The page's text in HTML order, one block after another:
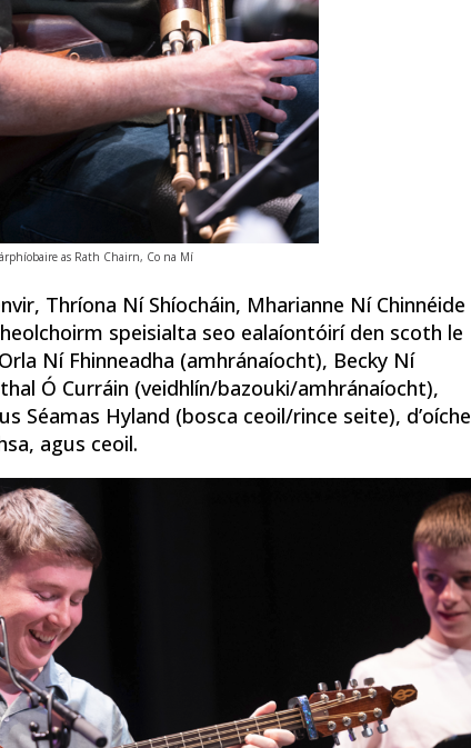
as Rath Chairn, Co na Mí
Thríona Ní Shíocháin, Mharianne Ní Chinnéide
speisialta seo ealaíontóirí den scoth le
Ní Fhinneadha (amhránaíocht), Becky Ní
Ó Curráin (veidhlín/bazouki/amhránaíocht),
Séamas Hyland (bosca ceoil/rince seite), d’oíche
agus ceoil.